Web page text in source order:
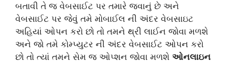
બતાવી તે જ વેબસાઈટ પર તમારે જવાનું છે અને
વેબસાઈટ પર જેવું તમે મોબાઈલ ની અંદર વેબસાઇટ
અહિયાં ઓપન કરો છો તો તમને થ્રી લાઈન જોવા મળશે
અને જો તમે કોમ્પ્યુટર ની અંદર વેબસાઈટ ઓપન કરો
છો તો ત્યાં તમને સેમ જ ઓપ્શન જોવા મળશે ઓનલાઇન